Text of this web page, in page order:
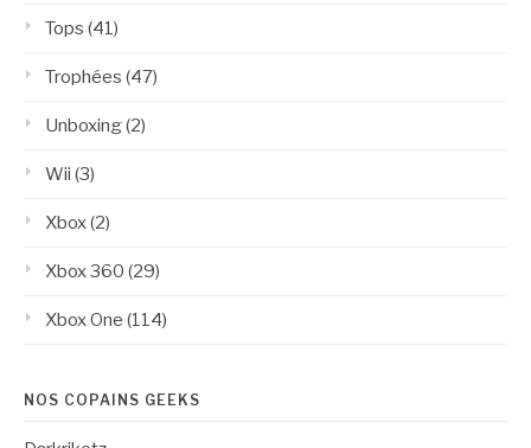
Tops (41)
Trophées (47)
Unboxing(2)
Wii (3)
Xbox(2)
Xbox 360 (29)
Xbox One (114)
NOS COPAINS GEEKS